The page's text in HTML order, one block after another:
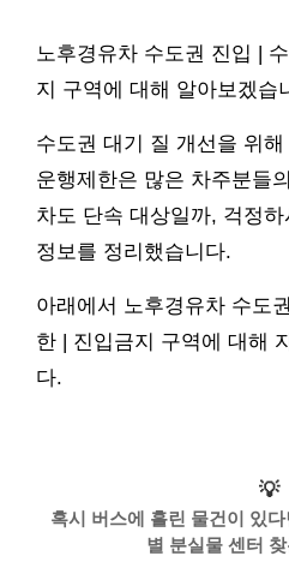
노후경유차 수도권 진입 |
지 구역에 대해 알아보겠습
수도권 대기 질 개선을 위
운행제한은 많은 차주분들
차도 단속 대상일까, 걱정
정보를 정리했습니다.
아래에서 노후경유차 수도
한 | 진입금지 구역에 대해
다.
💡
혹시 버스에 흘린 물건이 있
별 분실물 센터